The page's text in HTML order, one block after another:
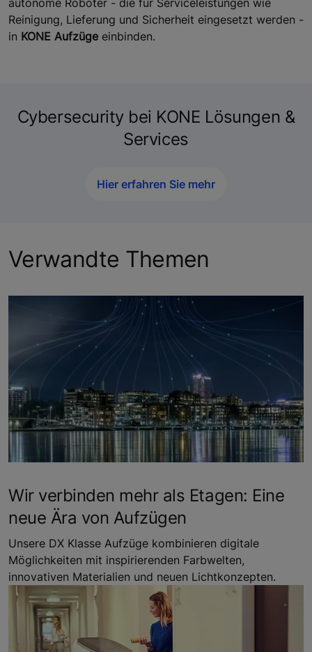
autonome Roboter - die für Serviceleistungen wie
Reinigung, Lieferung und Sicherheit eingesetzt werden -
in KONE Aufzüge einbinden.
Cybersecurity bei KONE Lösungen &
Services
Hier erfahren Sie mehr
Verwandte Themen
Wir verbinden mehr als Etagen: Eine
neue Ära von Aufzügen
Unsere DX Klasse Aufzüge kombinieren digitale
Möglichkeiten mit inspirierenden Farbwelten,
innovativen Materialien und neuen Lichtkonzepten.